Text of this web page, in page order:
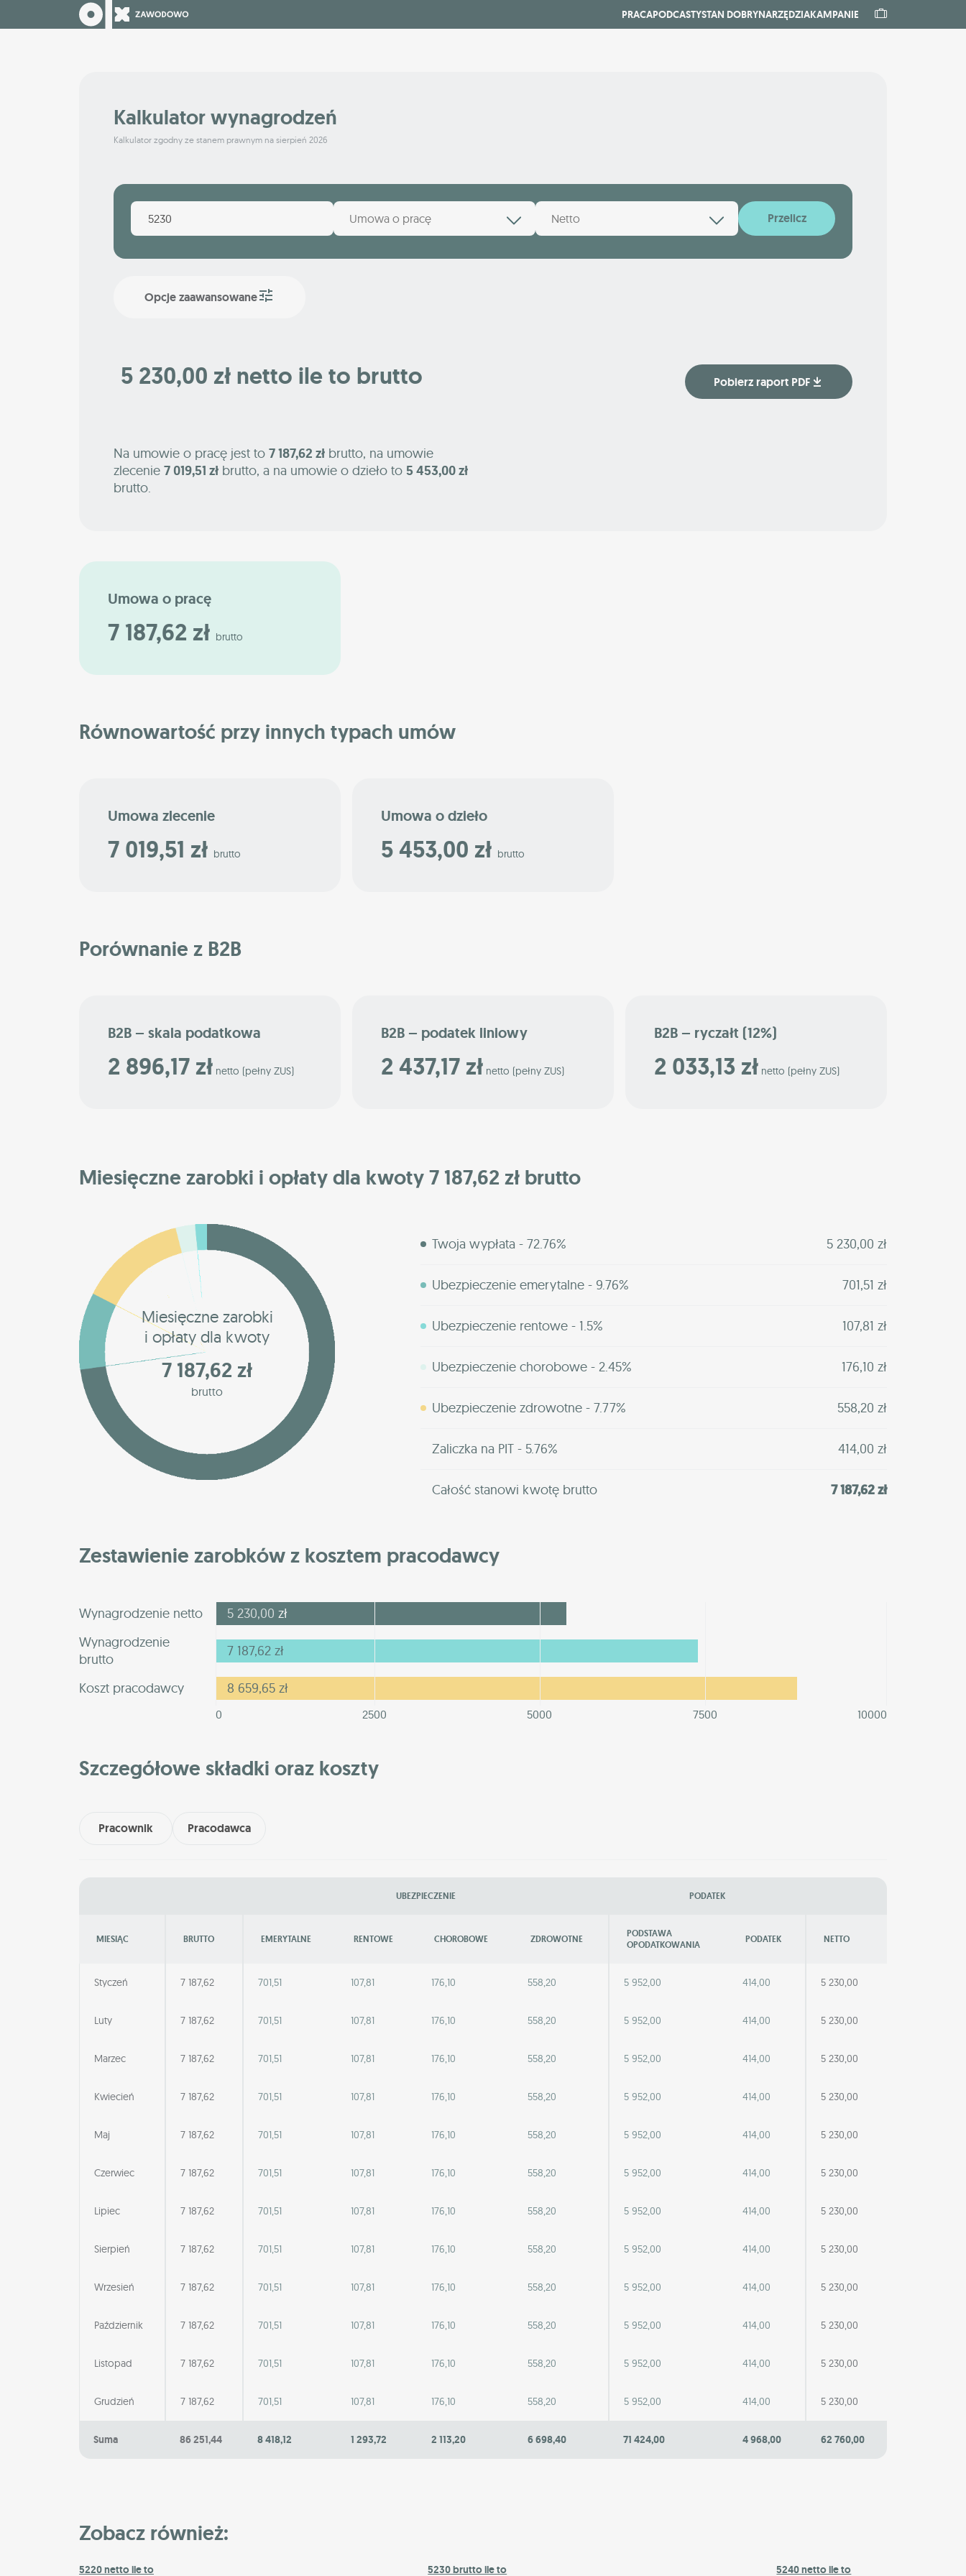
PRACAPODCASTYSTAN DOBRYNARZĘDZIAKAMPANIE
Kalkulator wynagrodzeń
Kalkulator zgodny ze stanem prawnym na sierpień 2026
Umowa o pracę Netto Przelicz
Opcje zaawansowane
5 230,00 zł netto ile to brutto Pobierz raport PDF
Na umowie o pracę jest to 7 187,62 zł brutto, na umowie
zlecenie 7 019,51 zł brutto, a na umowie o dzieło to 5 453,00 zł
brutto.
Umowa o pracę
7 187,62 zł brutto
Równowartość przy innych typach umów
Umowa zlecenie
7 019,51 zł brutto
Umowa o dzieło
5 453,00 zł brutto
Porównanie z B2B
B2B – skala podatkowa
2 896,17 zł netto (pełny ZUS)
B2B – podatek liniowy
2 437,17 zł netto (pełny ZUS)
B2B – ryczałt (12%)
2 033,13 zł netto (pełny ZUS)
Miesięczne zarobki i opłaty dla kwoty 7 187,62 zł brutto
Miesięczne zarobki
i opłaty dla kwoty
7 187,62 zł
brutto
Twoja wypłata - 72.76% 5 230,00 zł
Ubezpieczenie emerytalne - 9.76% 701,51 zł
Ubezpieczenie rentowe - 1.5% 107,81 zł
Ubezpieczenie chorobowe - 2.45% 176,10 zł
Ubezpieczenie zdrowotne - 7.77% 558,20 zł
Zaliczka na PIT - 5.76% 414,00 zł
Całość stanowi kwotę brutto 7 187,62 zł
Zestawienie zarobków z kosztem pracodawcy
Wynagrodzenie netto 5 230,00 zł
Wynagrodzenie
brutto
7 187,62 zł
Koszt pracodawcy 8 659,65 zł
0 2500 5000 7500 10000
Szczegółowe składki oraz koszty
Pracownik Pracodawca
UBEZPIECZENIE PODATEK
MIESIĄC BRUTTO EMERYTALNE RENTOWE CHOROBOWE ZDROWOTNE
PODSTAWA
OPODATKOWANIA
PODATEK NETTO
Styczeń 7 187,62 701,51 107,81 176,10 558,20 5 952,00 414,00 5 230,00
Luty 7 187,62 701,51 107,81 176,10 558,20 5 952,00 414,00 5 230,00
Marzec 7 187,62 701,51 107,81 176,10 558,20 5 952,00 414,00 5 230,00
Kwiecień 7 187,62 701,51 107,81 176,10 558,20 5 952,00 414,00 5 230,00
Maj 7 187,62 701,51 107,81 176,10 558,20 5 952,00 414,00 5 230,00
Czerwiec 7 187,62 701,51 107,81 176,10 558,20 5 952,00 414,00 5 230,00
Lipiec 7 187,62 701,51 107,81 176,10 558,20 5 952,00 414,00 5 230,00
Sierpień 7 187,62 701,51 107,81 176,10 558,20 5 952,00 414,00 5 230,00
Wrzesień 7 187,62 701,51 107,81 176,10 558,20 5 952,00 414,00 5 230,00
Październik 7 187,62 701,51 107,81 176,10 558,20 5 952,00 414,00 5 230,00
Listopad 7 187,62 701,51 107,81 176,10 558,20 5 952,00 414,00 5 230,00
Grudzień 7 187,62 701,51 107,81 176,10 558,20 5 952,00 414,00 5 230,00
Suma 86 251,44 8 418,12 1 293,72 2 113,20 6 698,40 71 424,00 4 968,00 62 760,00
Zobacz również:
5220 netto ile to 5230 brutto ile to 5240 netto ile to